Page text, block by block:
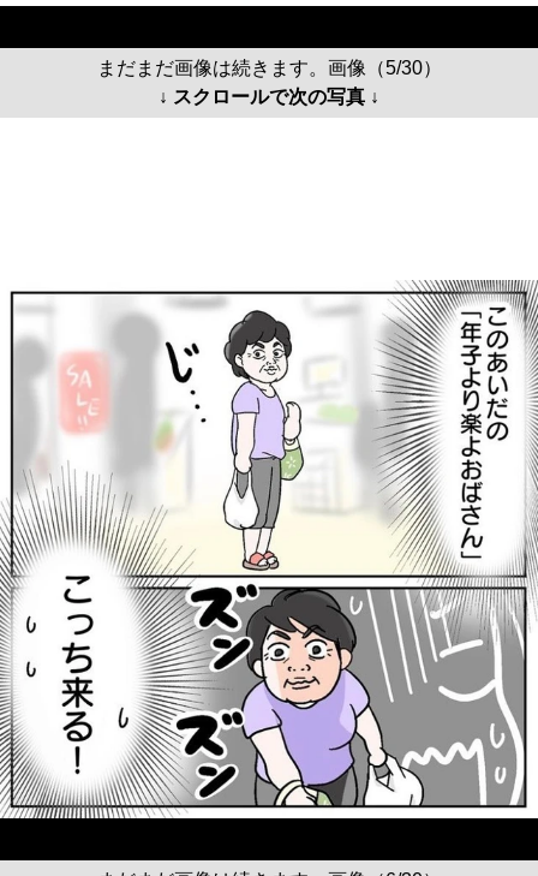
まだまだ画像は続きます。画像（5/30）
↓ スクロールで次の写真 ↓